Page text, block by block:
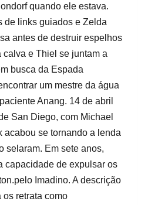
quando ele estava.
de links guiados e Zelda
antes de destruir espelhos
calva e Thiel se juntam a
busca da Espada
um mestre da água
Anang. 14 de abril
San Diego, com Michael
acabou se tornando a lenda
selaram. Em sete anos,
capacidade de expulsar os
Imadino. A descrição
os retrata como